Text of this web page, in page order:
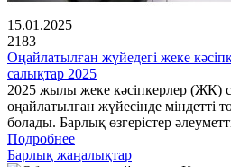
15.01.2025
2183
Оңайлатылған жүйедегі жеке
салықтар 2025
2025 жылы жеке кәсіпкерлер (ЖК)
оңайлатылған жүйесінде міндетті
болады. Барлық өзгерістер
Подробнее
Барлық жаңалықтар